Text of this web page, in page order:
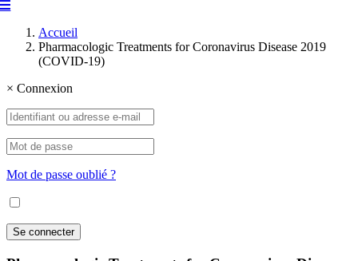
Accueil
Pharmacologic Treatments for Coronavirus Disease 2019
(COVID-19)
× Connexion
Mot de passe oublié ?